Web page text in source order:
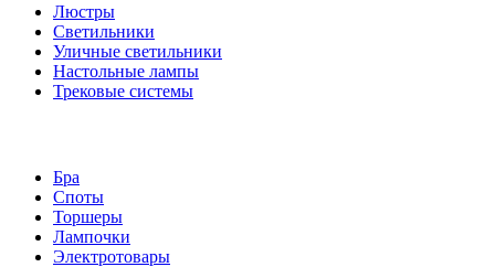
Люстры
Светильники
Уличные светильники
Настольные лампы
Трековые системы
Бра
Споты
Торшеры
Лампочки
Электротовары